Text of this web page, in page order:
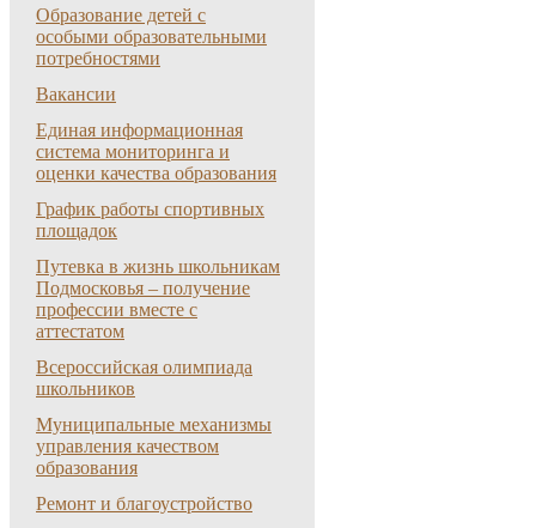
Образование детей с
особыми образовательными
потребностями
Вакансии
Единая информационная
система мониторинга и
оценки качества образования
График работы спортивных
площадок
Путевка в жизнь школьникам
Подмосковья – получение
профессии вместе с
аттестатом
Всероссийская олимпиада
школьников
Муниципальные механизмы
управления качеством
образования
Ремонт и благоустройство